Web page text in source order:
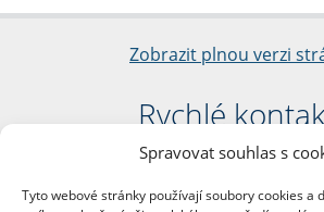
Spravovat souhlas s
Tyto webové stránky používají soubory cookies a
Zobrazit plnou verzi
Rychlé
Filozofická fakulta
nám. Jana Palacha